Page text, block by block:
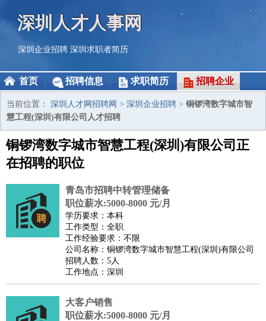
深圳人才人事网
深圳企业招聘 深圳求职者简历
首页 招聘信息 求职简历 招聘企业
当前位置： 深圳人才网招聘网 > 深圳企业招聘 > 铜锣湾数字城市智
慧工程(深圳)有限公司人才招聘
铜锣湾数字城市智慧工程(深圳)有限公司正
在招聘的职位
青岛市招聘中转管理储备
职位薪水:5000-8000 元/月
学历要求：本科
工作类型：全职
工作经验要求：不限
公司名称：铜锣湾数字城市智慧工程(深圳)有限公司
招聘人数：5人
工作地点：深圳
大客户销售
职位薪水:5000-8000 元/月